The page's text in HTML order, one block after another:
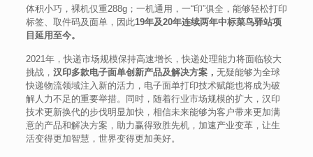
体积小巧，裸机仅重288g；一机通用，一“印”俱全，能够轻松打印
标签、取件码及面单，因此19年及20年连续两年中标菜鸟驿站项
目延用至今。
2021年，快递市场规模保持高速增长，快递处理能力将面临较大
挑战， 汉印多款电子面单创新产品及解决方案， 无疑能够为全球
快递物流领域注入新的活力，电子面单打印技术赋能也将成为破
解人力不足的重要举措。同时，随着行业市场规模的扩大，汉印
技术更新换代的步伐明显加快，相信未来能够为客户带来更加满
意的产品和解决方案，助力赢得致胜先机，加速产业变革，让生
活变得更加智慧，世界变得更加美好。